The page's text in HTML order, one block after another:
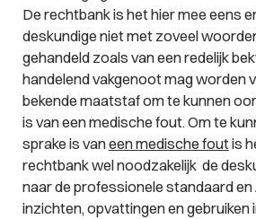
De rechtbank is het hier mee eens
deskundige niet met zoveel
gehandeld zoals van een redelijk
handelend vakgenoot mag worden
bekende maatstaf om te kunnen
is van een medische fout. Om te
sprake is vaneen medische foutis
rechtbank wel noodzakelijk de
naar de professionele standaard en
inzichten, opvattingen en gebruiken